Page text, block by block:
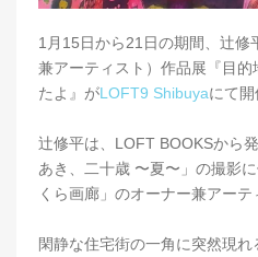
1月15日から21日の期間、辻修
兼アーティスト）作品展『目
たよ』がLOFT9 Shibuyaにて開
辻修平は、LOFT BOOKSから
あき、二十歳 〜夏〜」の撮影
くら画廊」のオーナー兼アーテ
閑静な住宅街の一角に突然現